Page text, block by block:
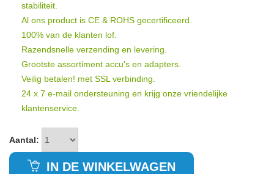
stabiliteit.
Al ons product is CE & ROHS gecertificeerd.
100% van de klanten lof.
Razendsnelle verzending en levering.
Grootste assortiment accu's en adapters.
Veilig betalen! met SSL verbinding.
24 x 7 e-mail ondersteuning en krijg onze vriendelijke
klantenservice.
Aantal:
IN DE WINKELWAGEN